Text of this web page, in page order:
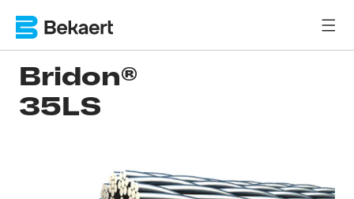
Bridon®
35LS